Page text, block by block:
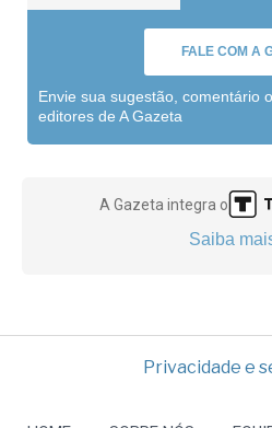
FALE COM A
Envie sua sugestão, comentário
editores de A Gazeta
A Gazeta integra o
Saiba
Privacidade e